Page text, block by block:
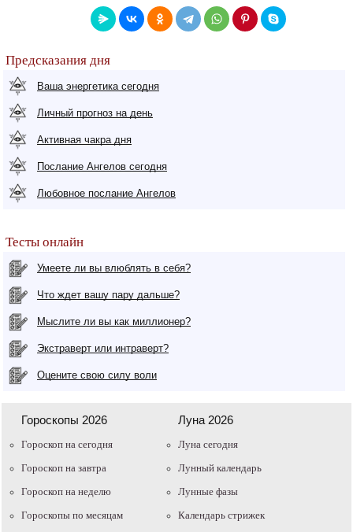
Предсказания дня
Ваша энергетика сегодня
Личный прогноз на день
Активная чакра дня
Послание Ангелов сегодня
Любовное послание Ангелов
Тесты онлайн
Умеете ли вы влюблять в себя?
Что ждет вашу пару дальше?
Мыслите ли вы как миллионер?
Экстраверт или интраверт?
Оцените свою силу воли
Гороскопы 2026
Гороскоп на сегодня
Гороскоп на завтра
Гороскоп на неделю
Гороскопы по месяцам
Луна 2026
Луна сегодня
Лунный календарь
Лунные фазы
Календарь стрижек